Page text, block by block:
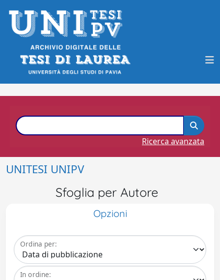
Ricerca avanzata
UNITESI UNIPV
Sfoglia per Autore
Opzioni
Ordina per:
In ordine: